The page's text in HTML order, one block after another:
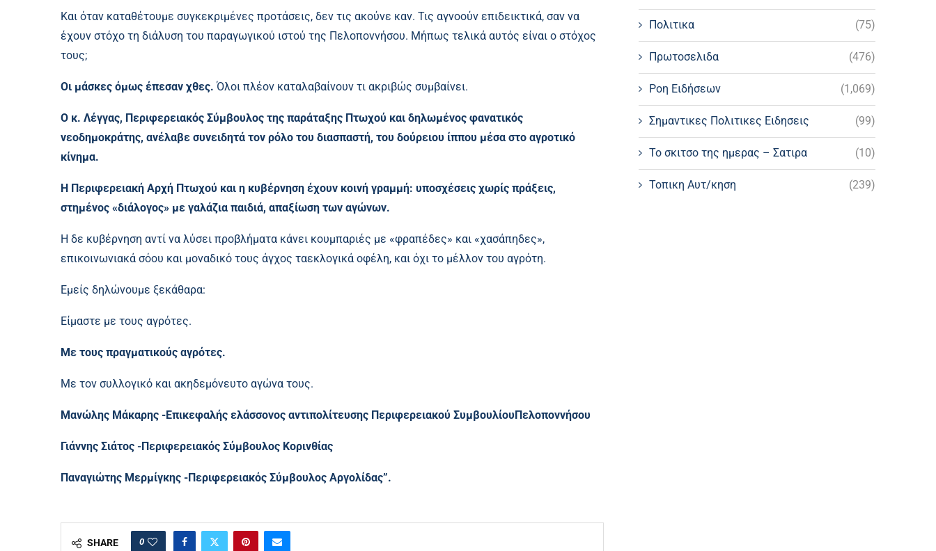
Και όταν καταθέτουμε συγκεκριμένες προτάσεις, δεν τις ακούνε καν. Τις αγνοούν επιδεικτικά, σαν να
έχουν στόχο τη διάλυση του παραγωγικού ιστού της Πελοποννήσου. Μήπως τελικά αυτός είναι ο στόχος
τους;
Οι μάσκες όμως έπεσαν χθες. Όλοι πλέον καταλαβαίνουν τι ακριβώς συμβαίνει.
Ο κ. Λέγγας, Περιφερειακός Σύμβουλος της παράταξης Πτωχού και δηλωμένος φανατικός
νεοδημοκράτης, ανέλαβε συνειδητά τον ρόλο του διασπαστή, του δούρειου ίππου μέσα στο αγροτικό
κίνημα.
Η Περιφερειακή Αρχή Πτωχού και η κυβέρνηση έχουν κοινή γραμμή: υποσχέσεις χωρίς πράξεις,
στημένος «διάλογος» με γαλάζια παιδιά, απαξίωση των αγώνων.
Η δε κυβέρνηση αντί να λύσει προβλήματα κάνει κουμπαριές με «φραπέδες» και «χασάπηδες»,
επικοινωνιακά σόου και μοναδικό τους άγχος ταεκλογικά οφέλη, και όχι το μέλλον του αγρότη.
Εμείς δηλώνουμε ξεκάθαρα:
Είμαστε με τους αγρότες.
Με τους πραγματικούς αγρότες.
Με τον συλλογικό και ακηδεμόνευτο αγώνα τους.
Μανώλης Μάκαρης -Eπικεφαλής ελάσσονος αντιπολίτευσης Περιφερειακού ΣυμβουλίουΠελοποννήσου
Γιάννης Σιάτος -Περιφερειακός Σύμβουλος Κορινθίας
Παναγιώτης Μερμίγκης -Περιφερειακός Σύμβουλος Αργολίδας”.
SHARE 0
Πολιτικα (75)
Πρωτοσελιδα (476)
Ροη Ειδήσεων (1,069)
Σημαντικες Πολιτικες Ειδησεις (99)
Το σκιτσο της ημερας – Σατιρα (10)
Τοπικη Αυτ/κηση (239)